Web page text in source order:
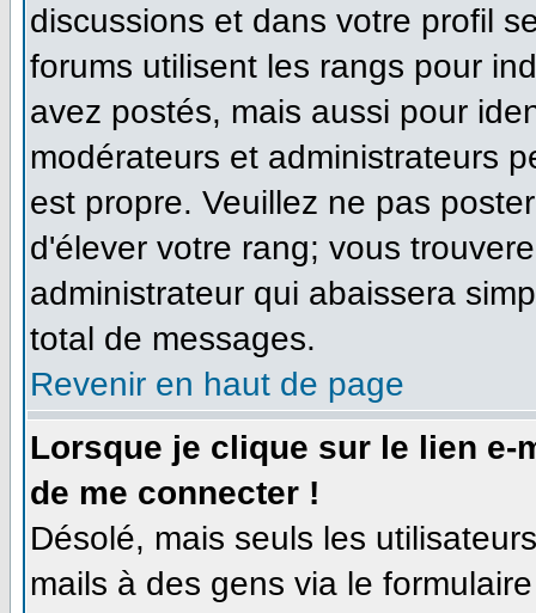
discussions et dans votre profil
forums utilisent les rangs pour
avez postés, mais aussi pour
modérateurs et administrateurs
est propre. Veuillez ne pas
d'élever votre rang; vous
administrateur qui abaissera
total de messages.
Revenir en haut de page
Lorsque je clique sur le lien e-
de me connecter !
Désolé, mais seuls les
mails à des gens via le